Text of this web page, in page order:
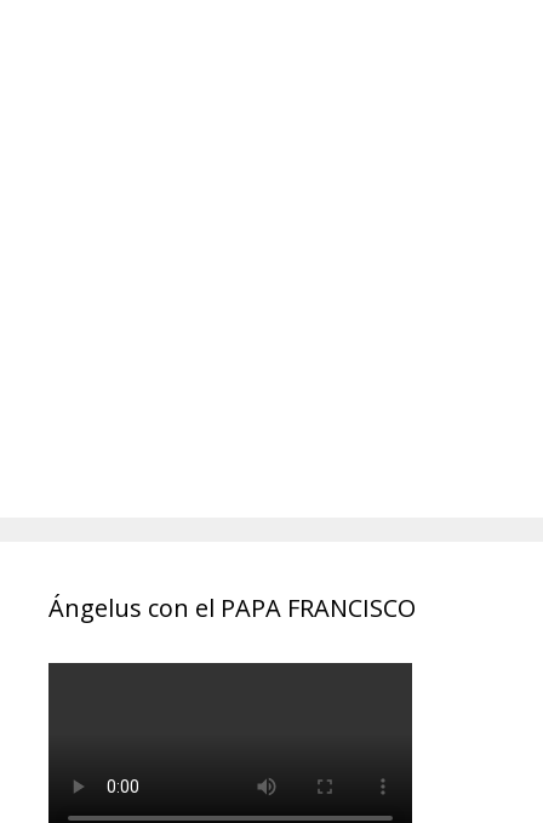
Ángelus con el PAPA FRANCISCO